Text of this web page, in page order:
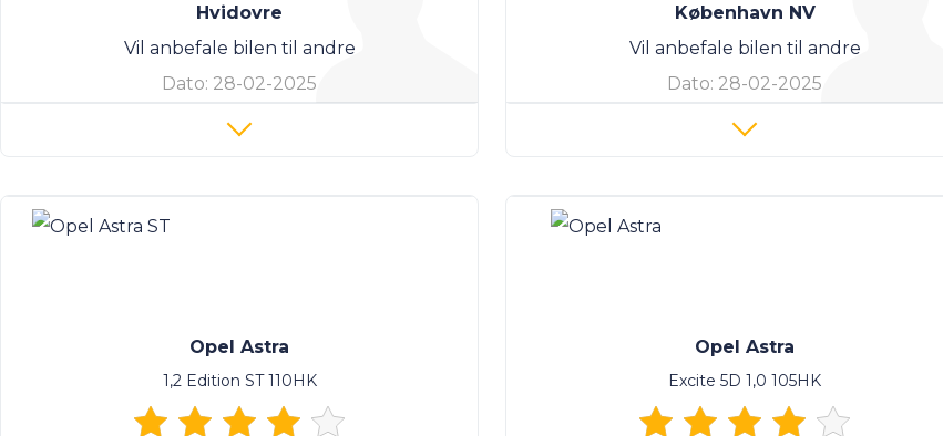
Hvidovre
Vil anbefale bilen til andre
Dato: 28-02-2025
København NV
Vil anbefale bilen til andre
Dato: 28-02-2025
Opel Astra
1,2 Edition ST 110HK
Opel Astra
Excite 5D 1,0 105HK